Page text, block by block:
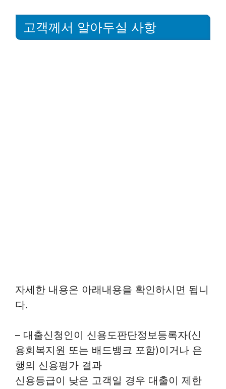
고객께서 알아두실 사항
자세한 내용은 아래내용을 확인하시면 됩니
다.
– 대출신청인이 신용도판단정보등록자(신
용회복지원 또는 배드뱅크 포함)이거나 은
행의 신용평가 결과
신용등급이 낮은 고객일 경우 대출이 제한